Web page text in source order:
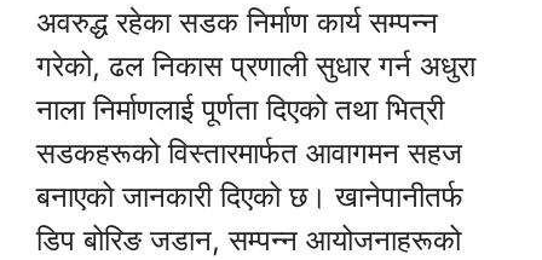
अवरुद्ध रहेका सडक निर्माण कार्य सम्पन्न
गरेको, ढल निकास प्रणाली सुधार गर्न अधुरा
नाला निर्माणलाई पूर्णता दिएको तथा भित्री
सडकहरूको विस्तारमार्फत आवागमन सहज
बनाएको जानकारी दिएको छ। खानेपानीतर्फ
डिप बोरिङ जडान, सम्पन्न आयोजनाहरूको